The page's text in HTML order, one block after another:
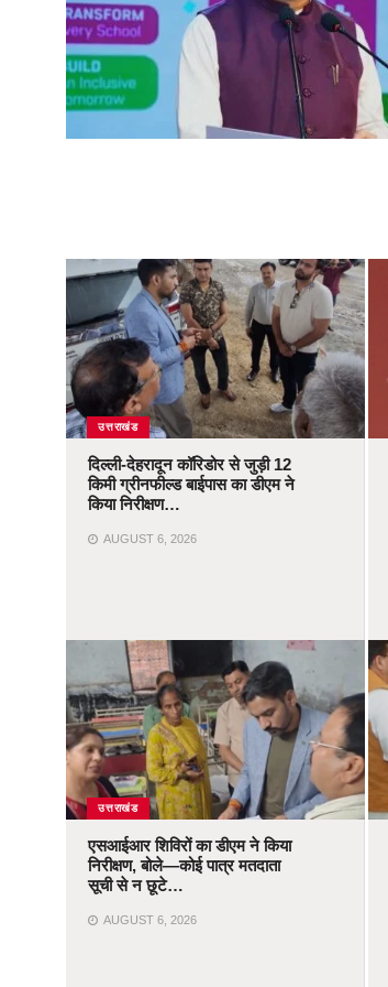
उत्तराखंड
दिल्ली-देहरादून कॉरिडोर से जुड़ी 12
किमी ग्रीनफील्ड बाईपास का डीएम ने
किया निरीक्षण…
AUGUST 6, 2026
उत्तराखंड
एसआईआर शिविरों का डीएम ने किया
निरीक्षण, बोले—कोई पात्र मतदाता
सूची से न छूटे…
AUGUST 6, 2026